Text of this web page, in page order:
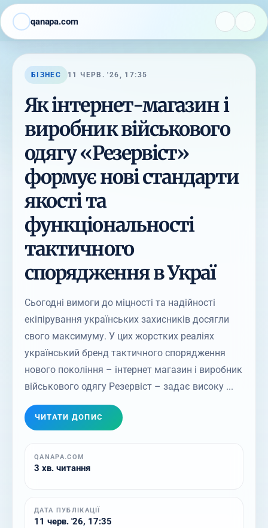
qanapa.com
БІЗНЕС 11 ЧЕРВ. '26, 17:35
Як інтернет-магазин і
виробник військового
одягу «Резервіст»
формує нові стандарти
якості та
функціональності
тактичного
спорядження в Украї
Сьогодні вимоги до міцності та надійності
екіпірування українських захисників досягли
свого максимуму. У цих жорстких реаліях
український бренд тактичного спорядження
нового покоління – інтернет магазин і виробник
військового одягу Резервіст – задає високу ...
ЧИТАТИ ДОПИС
QANAPA.COM
3 хв. читання
ДАТА ПУБЛІКАЦІЇ
11 черв. '26, 17:35